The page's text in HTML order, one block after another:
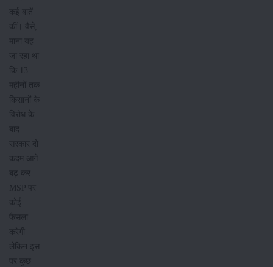
कई बातें
कीं। वैसे,
माना यह
जा रहा था
कि 13
महीनों तक
किसानों के
विरोध के
बाद
सरकार दो
कदम आगे
बढ़ कर
MSP पर
कोई
फैसला
करेगी
लेकिन इस
पर कुछ